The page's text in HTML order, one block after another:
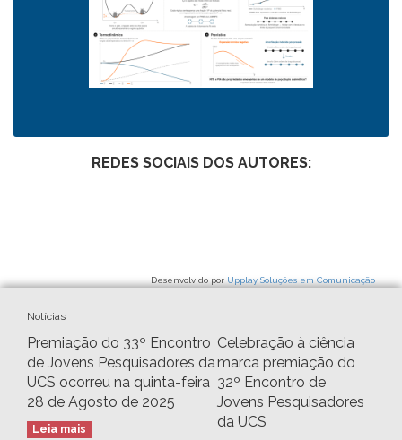
REDES SOCIAIS DOS AUTORES:
Desenvolvido por Upplay Soluções em Comunicação
Notícias
Premiação do 33º Encontro
de Jovens Pesquisadores da
UCS ocorreu na quinta-feira
28 de Agosto de 2025
Leia mais
Celebração à ciência
marca premiação do
32º Encontro de
Jovens Pesquisadores
da UCS